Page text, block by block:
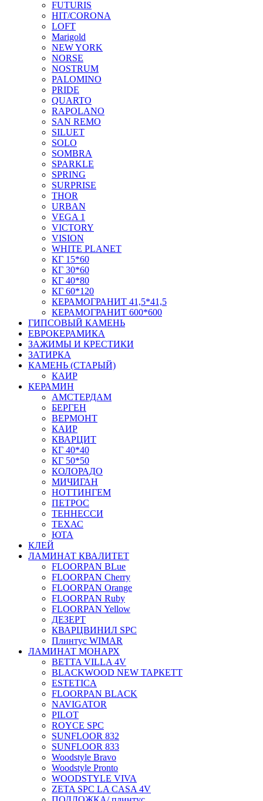
FUTURIS
HIT/CORONA
LOFT
Marigold
NEW YORK
NORSE
NOSTRUM
PALOMINO
PRIDE
QUARTO
RAPOLANO
SAN REMO
SILUET
SOLO
SOMBRA
SPARKLE
SPRING
SURPRISE
THOR
URBAN
VEGA 1
VICTORY
VISION
WHITE PLANET
КГ 15*60
КГ 30*60
КГ 40*80
КГ 60*120
КЕРАМОГРАНИТ 41,5*41,5
КЕРАМОГРАНИТ 600*600
ГИПСОВЫЙ КАМЕНЬ
ЕВРОКЕРАМИКА
ЗАЖИМЫ И КРЕСТИКИ
ЗАТИРКА
КАМЕНЬ (СТАРЫЙ)
КАИР
КЕРАМИН
АМСТЕРДАМ
БЕРГЕН
ВЕРМОНТ
КАИР
КВАРЦИТ
КГ 40*40
КГ 50*50
КОЛОРАДО
МИЧИГАН
НОТТИНГЕМ
ПЕТРОС
ТЕННЕССИ
ТЕХАС
ЮТА
КЛЕЙ
ЛАМИНАТ КВАЛИТЕТ
FLOORPAN BLue
FLOORPAN Cherry
FLOORPAN Orange
FLOORPAN Ruby
FLOORPAN Yellow
ДЕЗЕРТ
КВАРЦВИНИЛ SPC
Плинтус WIMAR
ЛАМИНАТ МОНАРХ
BETTA VILLA 4V
BLACKWOOD NEW ТАРКЕТТ
ESTETICA
FLOORPAN BLACK
NAVIGATOR
PILOT
ROYCE SPC
SUNFLOOR 832
SUNFLOOR 833
Woodstyle Bravo
Woodstyle Pronto
WOODSTYLE VIVA
ZETA SPC LA CASA 4V